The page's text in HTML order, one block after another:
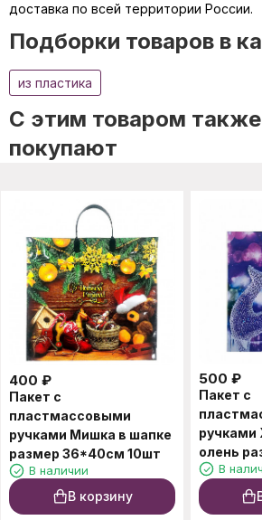
доставка по всей территории России.
Подборки товаров в
из пластика
C этим товаром также
покупают
400 ₽
Пакет с
пластмассовыми
ручками Мишка в шапке
размер 36*40см 10шт
В наличии
В корзину
500 ₽
Пакет с
ручками
олень
10шт
В